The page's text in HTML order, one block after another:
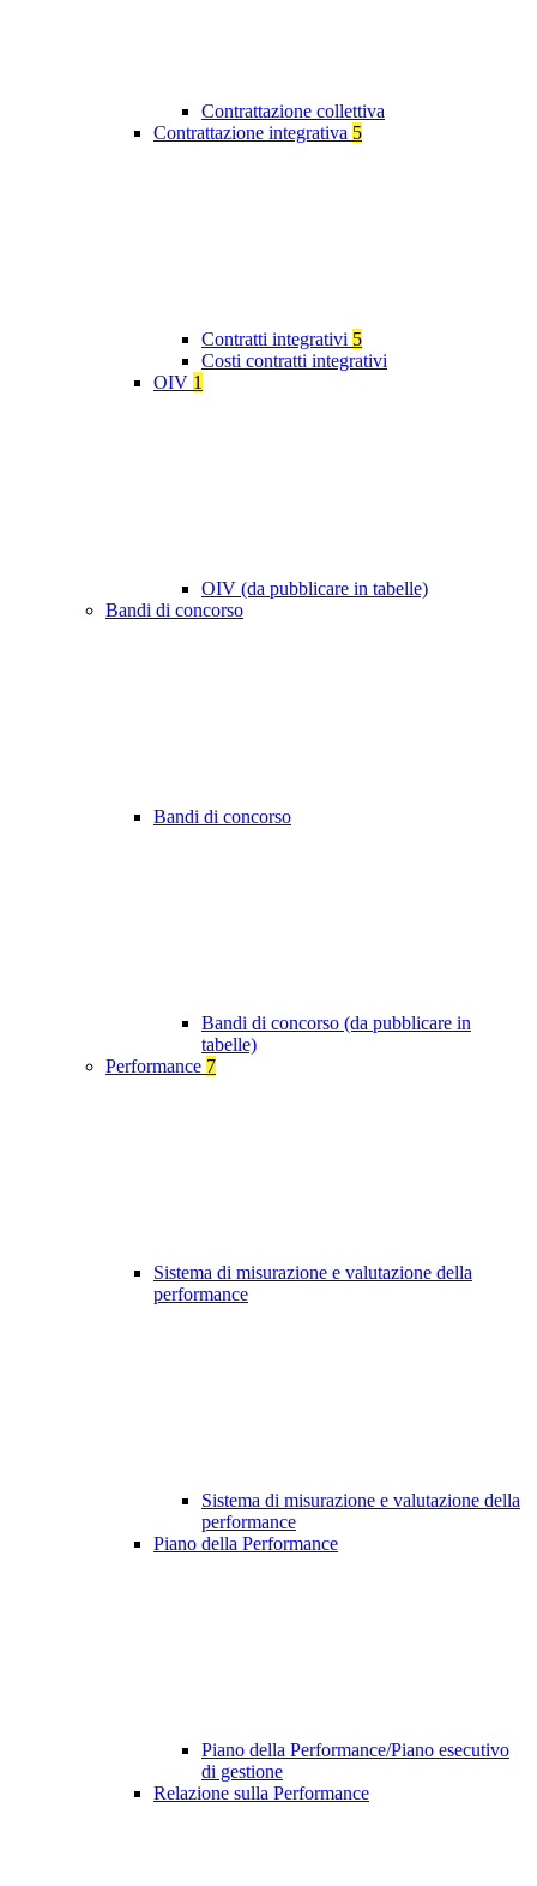
Contrattazione collettiva
Contrattazione integrativa 5
Contratti integrativi 5
Costi contratti integrativi
OIV 1
OIV (da pubblicare in tabelle)
Bandi di concorso
Bandi di concorso
Bandi di concorso (da pubblicare in
tabelle)
Performance 7
Sistema di misurazione e valutazione della
performance
Sistema di misurazione e valutazione della
performance
Piano della Performance
Piano della Performance/Piano esecutivo
di gestione
Relazione sulla Performance